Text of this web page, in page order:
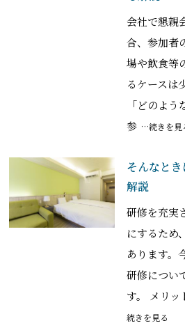
会社で懇親
合、参加者
場や飲食等
るケースは
「どのよ
参 …続きを見
そんなと
解説
研修を充実
にするため
あります。
研修につい
す。 メリッ
続きを見る